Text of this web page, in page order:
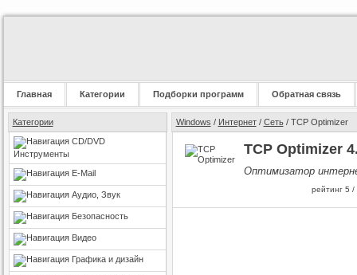
Главная Категории Подборки программ Обратная связь
Категории
CD/DVD
Инструменты
E-Mail
Аудио, Звук
Безопасность
Видео
Графика и дизайн
Windows / Интернет/ Сеть/ TCP Optimizer
TCP Optimizer
Оптимизатор
рейтинг 5 /